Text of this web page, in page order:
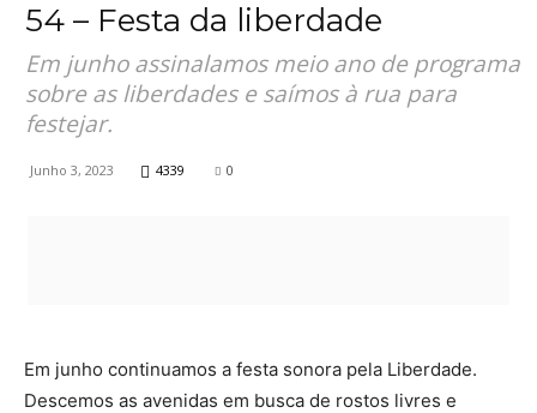
54 – Festa da liberdade
Em junho assinalamos meio ano de programa
sobre as liberdades e saímos à rua para
festejar.
Junho 3, 2023 4339 0
Em junho continuamos a festa sonora pela Liberdade.
Descemos as avenidas em busca de rostos livres e